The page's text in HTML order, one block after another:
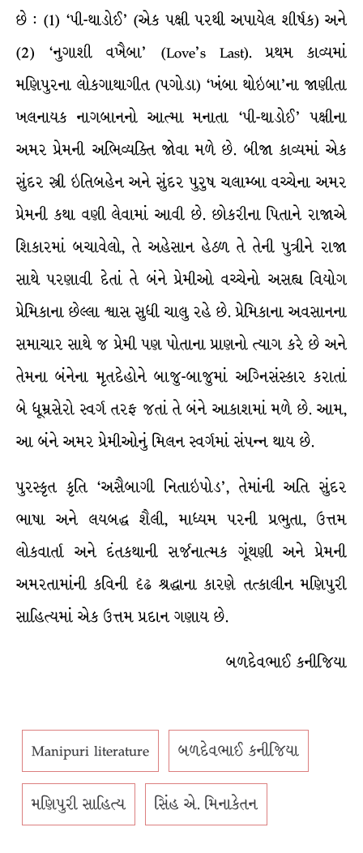
છે : (1) ‘પી-થાડોઈ’ (એક પક્ષી પરથી અપાયેલ શીર્ષક) અને
(2) ‘નુગાશી વખૈબા’ (Love’s Last). પ્રથમ કાવ્યમાં
મણિપુરના લોકગાથાગીત (પગોડા) ‘ખંબા થોઇબા’ના જાણીતા
ખલનાયક નાગબાનનો આત્મા મનાતા ‘પી-થાડોઈ’ પક્ષીના
અમર પ્રેમની અભિવ્યક્તિ જોવા મળે છે. બીજા કાવ્યમાં એક
સુંદર સ્ત્રી ઇતિબહેન અને સુંદર પુરુષ ચલામ્બા વચ્ચેના અમર
પ્રેમની કથા વણી લેવામાં આવી છે. છોકરીના પિતાને રાજાએ
શિકારમાં બચાવેલો, તે અહેસાન હેઠળ તે તેની પુત્રીને રાજા
સાથે પરણાવી દેતાં તે બંને પ્રેમીઓ વચ્ચેનો અસહ્ય વિયોગ
પ્રેમિકાના છેલ્લા શ્વાસ સુધી ચાલુ રહે છે. પ્રેમિકાના અવસાનના
સમાચાર સાથે જ પ્રેમી પણ પોતાના પ્રાણનો ત્યાગ કરે છે અને
તેમના બંનેના મૃતદેહોને બાજુ-બાજુમાં અગ્નિસંસ્કાર કરાતાં
બે ધૂમ્રસેરો સ્વર્ગ તરફ જતાં તે બંને આકાશમાં મળે છે. આમ,
આ બંને અમર પ્રેમીઓનું મિલન સ્વર્ગમાં સંપન્ન થાય છે.
પુરસ્કૃત કૃતિ ‘અસૈબાગી નિતાઇપોડ’, તેમાંની અતિ સુંદર
ભાષા અને લયબદ્ધ શૈલી, માધ્યમ પરની પ્રભુતા, ઉત્તમ
લોકવાર્તા અને દંતકથાની સર્જનાત્મક ગૂંથણી અને પ્રેમની
અમરતામાંની કવિની દૃઢ શ્રદ્ધાના કારણે તત્કાલીન મણિપુરી
સાહિત્યમાં એક ઉત્તમ પ્રદાન ગણાય છે.
બળદેવભાઈ કનીજિયા
Manipuri literature બળદેવભાઈ કનીજિયા
મણિપુરી સાહિત્ય સિંહ એ. મિનાકેતન